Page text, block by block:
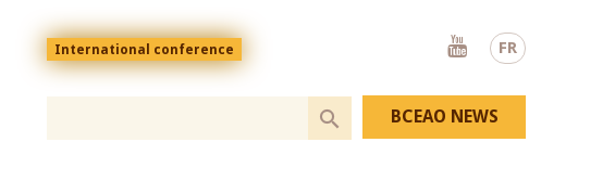
FR
Menu
top
En
International conference
Youtube
BCEAO NEWS